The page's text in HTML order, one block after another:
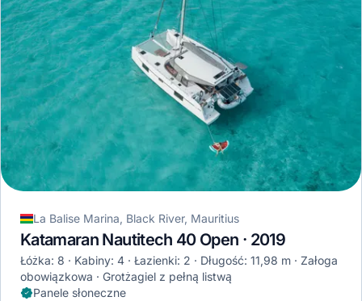
La Balise Marina, Black River, Mauritius
Katamaran Nautitech 40 Open · 2019
Łóżka: 8 Kabiny: 4 Łazienki: 2 Długość: 11,98 m
Załoga
obowiązkowa
Grotżagiel z pełną listwą
Panele słoneczne